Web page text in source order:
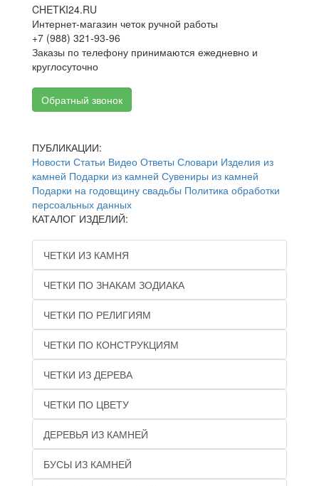
CHETKI24.RU
Интернет-магазин четок ручной работы
+7 (988) 321-93-96
Заказы по телефону принимаются ежедневно и
круглосуточно
Обратный звонок
ПУБЛИКАЦИИ:
Новости Статьи Видео Ответы Словари Изделия из
камней Подарки из камней Сувениры из камней
Подарки на годовщину свадьбы Политика обработки
персоальных данных
КАТАЛОГ ИЗДЕЛИЙ:
ЧЕТКИ ИЗ КАМНЯ
ЧЕТКИ ПО ЗНАКАМ ЗОДИАКА
ЧЕТКИ ПО РЕЛИГИЯМ
ЧЕТКИ ПО КОНСТРУКЦИЯМ
ЧЕТКИ ИЗ ДЕРЕВА
ЧЕТКИ ПО ЦВЕТУ
ДЕРЕВЬЯ ИЗ КАМНЕЙ
БУСЫ ИЗ КАМНЕЙ